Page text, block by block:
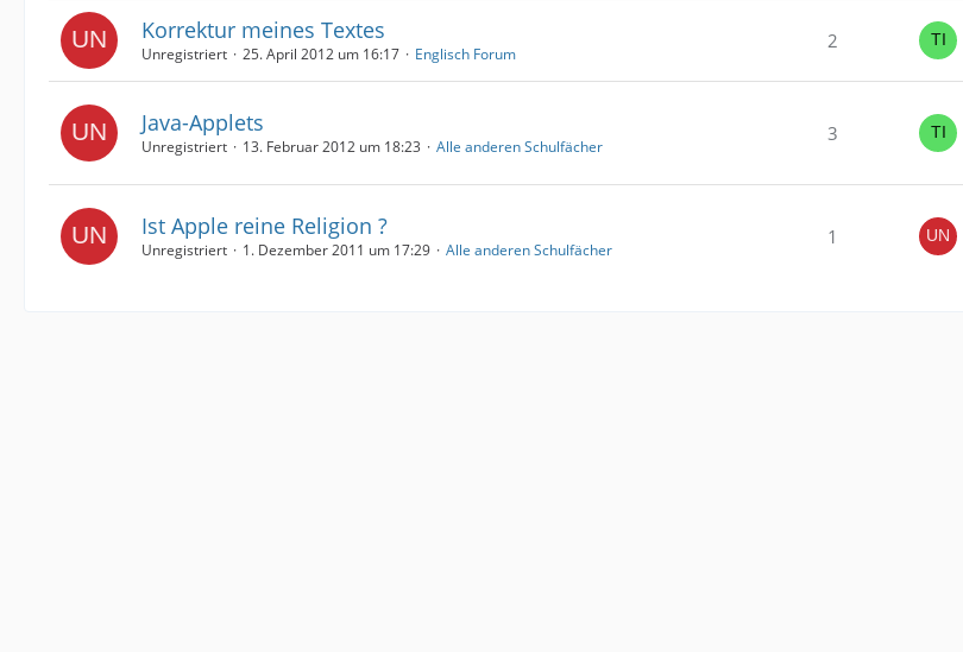
Korrektur meines Textes
Unregistriert 25. April 2012 um 16:17 Englisch Forum
2
Java-Applets
Unregistriert 13. Februar 2012 um 18:23 Alle anderen Schulfächer
3
Ist Apple reine Religion ?
Unregistriert 1. Dezember 2011 um 17:29 Alle anderen Schulfächer
1